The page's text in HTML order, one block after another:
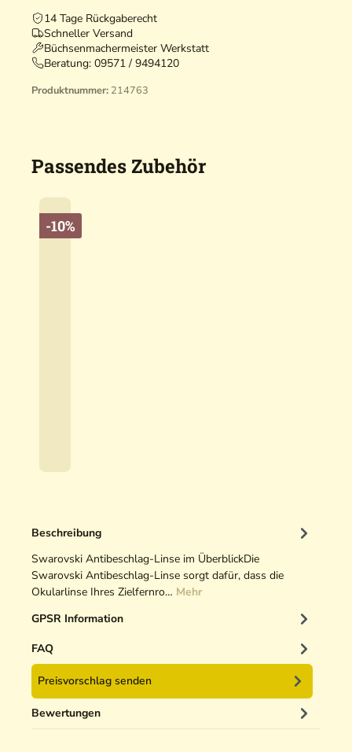
14 Tage Rückgaberecht
Schneller Versand
Büchsenmachermeister Werkstatt
Beratung: 09571 / 9494120
Produktnummer: 214763
Passendes Zubehör
-10%
R
A
F
L
A
u
Beschreibung
Swarovski Antibeschlag-Linse im ÜberblickDie
Swarovski Antibeschlag-Linse sorgt dafür, dass die
Okularlinse Ihres Zielfernro… Mehr
GPSR Information
FAQ
Preisvorschlag senden
Bewertungen